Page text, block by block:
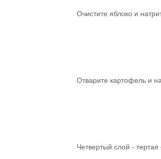
Очистите яблоко и
Отварите картофель и
Четвертый слой - тертая